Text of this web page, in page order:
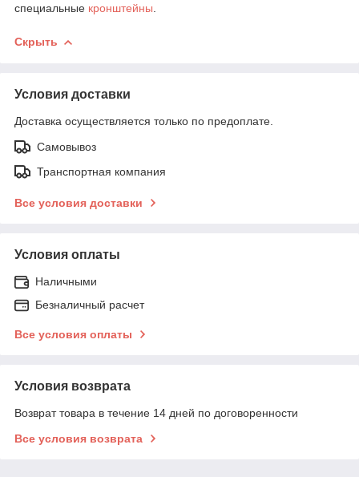
специальные кронштейны
Скрыть
Условия доставки
Доставка осуществляется только по предоплате.
Самовывоз
Транспортная компания
Все условия доставки
Условия оплаты
Наличными
Безналичный расчет
Все условия оплаты
Условия возврата
Возврат товара в течение 14 дней по договоренности
Все условия возврата